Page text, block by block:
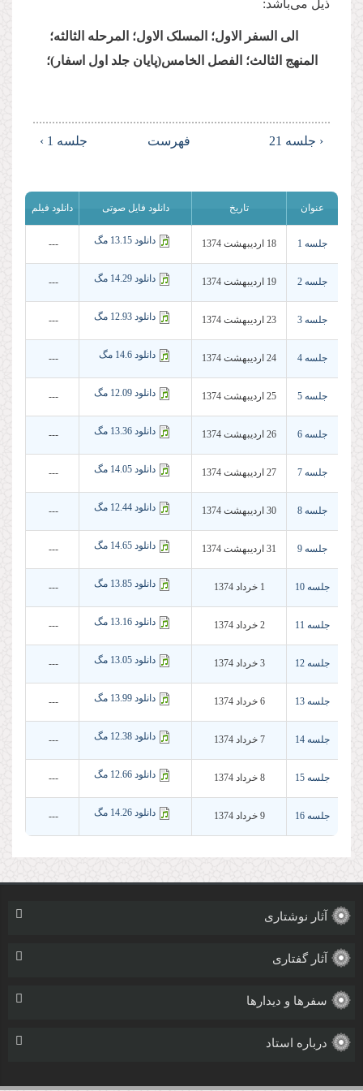
ذیل می‌باشد:
الی السفر الاول؛ المسلک الاول؛ المرحله الثالثه؛
المنهج الثالث؛ الفصل الخامس(پایان جلد اول اسفار)؛
‹ جلسه 21 فهرست جلسه 1 ›
عنوان تاریخ دانلود فایل صوتی دانلود فیلم
جلسه 1 18 ارديبهشت 1374 دانلود 13.15 مگ ---
جلسه 2 19 ارديبهشت 1374 دانلود 14.29 مگ ---
جلسه 3 23 ارديبهشت 1374 دانلود 12.93 مگ ---
جلسه 4 24 ارديبهشت 1374 دانلود 14.6 مگ ---
جلسه 5 25 ارديبهشت 1374 دانلود 12.09 مگ ---
جلسه 6 26 ارديبهشت 1374 دانلود 13.36 مگ ---
جلسه 7 27 ارديبهشت 1374 دانلود 14.05 مگ ---
جلسه 8 30 ارديبهشت 1374 دانلود 12.44 مگ ---
جلسه 9 31 ارديبهشت 1374 دانلود 14.65 مگ ---
جلسه 10 1 خرداد 1374 دانلود 13.85 مگ ---
جلسه 11 2 خرداد 1374 دانلود 13.16 مگ ---
جلسه 12 3 خرداد 1374 دانلود 13.05 مگ ---
جلسه 13 6 خرداد 1374 دانلود 13.99 مگ ---
جلسه 14 7 خرداد 1374 دانلود 12.38 مگ ---
جلسه 15 8 خرداد 1374 دانلود 12.66 مگ ---
جلسه 16 9 خرداد 1374 دانلود 14.26 مگ ---
آثار نوشتاری
آثار گفتاری
سفرها و دیدارها
درباره استاد